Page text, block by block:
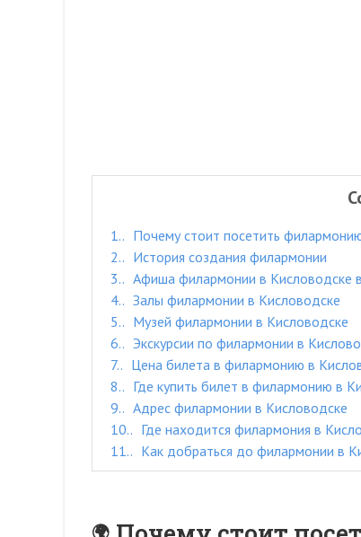
1.
Почему стоит посетить
2.
История создания филармонии
3.
Афиша филармонии в Кисловодске
4.
Залы филармонии в Кисловодске
5.
Музей филармонии в Кисловодске
6.
Экскурсии по филармонии в
7.
Цена билета в филармонию в
8.
Где купить билет в филармонию в
9.
Адрес филармонии в Кисловодске
10.
Где находится филармония в
11.
Как добраться до филармонии в